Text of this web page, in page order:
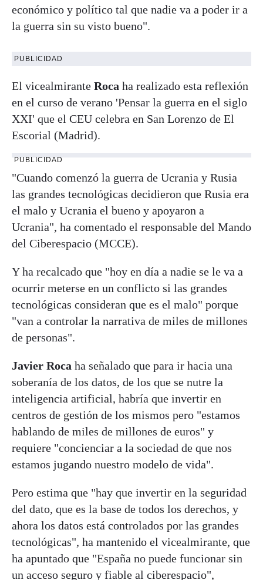
económico y político tal que nadie va a poder ir a
la guerra sin su visto bueno".
PUBLICIDAD
El vicealmirante Roca ha realizado esta reflexión
en el curso de verano 'Pensar la guerra en el siglo
XXI' que el CEU celebra en San Lorenzo de El
Escorial (Madrid).
PUBLICIDAD
"Cuando comenzó la guerra de Ucrania y Rusia
las grandes tecnológicas decidieron que Rusia era
el malo y Ucrania el bueno y apoyaron a
Ucrania", ha comentado el responsable del Mando
del Ciberespacio (MCCE).
Y ha recalcado que "hoy en día a nadie se le va a
ocurrir meterse en un conflicto si las grandes
tecnológicas consideran que es el malo" porque
"van a controlar la narrativa de miles de millones
de personas".
Javier Roca ha señalado que para ir hacia una
soberanía de los datos, de los que se nutre la
inteligencia artificial, habría que invertir en
centros de gestión de los mismos pero "estamos
hablando de miles de millones de euros" y
requiere "concienciar a la sociedad de que nos
estamos jugando nuestro modelo de vida".
Pero estima que "hay que invertir en la seguridad
del dato, que es la base de todos los derechos, y
ahora los datos está controlados por las grandes
tecnológicas", ha mantenido el vicealmirante, que
ha apuntado que "España no puede funcionar sin
un acceso seguro y fiable al ciberespacio",